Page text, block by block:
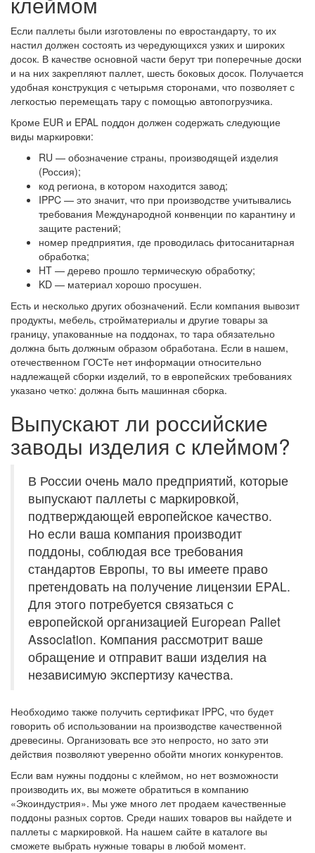
Если паллеты были изготовлены по евростандарту, то их
настил должен состоять из чередующихся узких и широких
досок. В качестве основной части берут три поперечные доски
и на них закрепляют паллет, шесть боковых досок. Получается
удобная конструкция с четырьмя сторонами, что позволяет с
легкостью перемещать тару с помощью автопогрузчика.
Кроме EUR и EPAL поддон должен содержать следующие
виды маркировки:
RU — обозначение страны, производящей изделия
(Россия);
код региона, в котором находится завод;
IPPC — это значит, что при производстве учитывались
требования Международной конвенции по карантину и
защите растений;
номер предприятия, где проводилась фитосанитарная
обработка;
HT — дерево прошло термическую обработку;
KD — материал хорошо просушен.
Есть и несколько других обозначений. Если компания вывозит
продукты, мебель, стройматериалы и другие товары за
границу, упакованные на поддонах, то тара обязательно
должна быть должным образом обработана. Если в нашем,
отечественном ГОСТе нет информации относительно
надлежащей сборки изделий, то в европейских требованиях
указано четко: должна быть машинная сборка.
Выпускают ли российские
заводы изделия с клеймом?
В России очень мало предприятий, которые
выпускают паллеты с маркировкой,
подтверждающей европейское качество.
Но если ваша компания производит
поддоны, соблюдая все требования
стандартов Европы, то вы имеете право
претендовать на получение лицензии EPAL.
Для этого потребуется связаться с
европейской организацией European Pallet
Association. Компания рассмотрит ваше
обращение и отправит ваши изделия на
независимую экспертизу качества.
Необходимо также получить сертификат IPPC, что будет
говорить об использовании на производстве качественной
древесины. Организовать все это непросто, но зато эти
действия позволяют уверенно обойти многих конкурентов.
Если вам нужны поддоны с клеймом, но нет возможности
производить их, вы можете обратиться в компанию
«Экоиндустрия». Мы уже много лет продаем качественные
поддоны разных сортов. Среди наших товаров вы найдете и
паллеты с маркировкой. На нашем сайте в каталоге вы
сможете выбрать нужные товары в любой момент.